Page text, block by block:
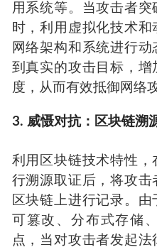
用系统等。当攻击者
时，利用虚拟化技术
网络架构和系统进行
到真实的攻击目标，
度，从而有效抵御网络
3. 威慑对抗：区块链溯
利用区块链技术特性
行溯源取证后，将攻击
区块链上进行记录。
可篡改、分布式存储
点，当对攻击者发起